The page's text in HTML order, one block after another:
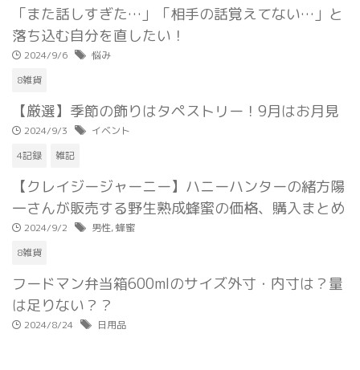
「また話しすぎた…」「相手の話覚えてない…」と
落ち込む自分を直したい！
2024/9/6
悩み
8雑貨
【厳選】季節の飾りはタペストリー！9月はお月見
2024/9/3
イベント
4記録
雑記
【クレイジージャーニー】ハニーハンターの緒方陽
一さんが販売する野生熟成蜂蜜の価格、購入まとめ
2024/9/2 男性,蜂蜜
8雑貨
フードマン弁当箱600mlのサイズ外寸・内寸は？量
は足りない？？
2024/8/24 日用品